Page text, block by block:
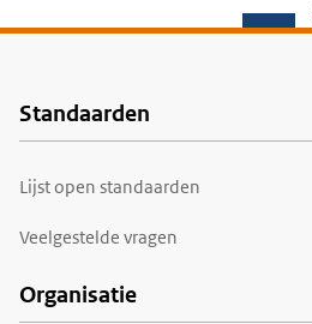
Voet
Standaarden
Lijst open standaarden
Veelgestelde vragen
Organisatie